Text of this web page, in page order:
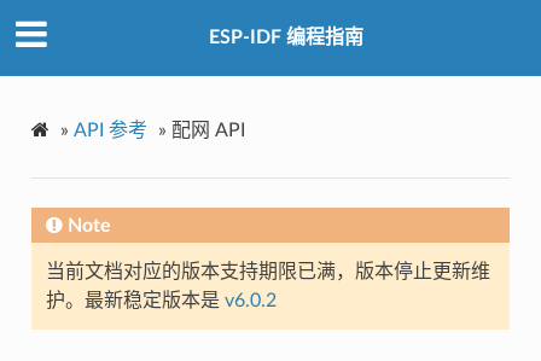
ESP-IDF 编程指南
» API 参考 » 配网 API
Note
当前文档对应的版本支持期限已满，版本停止更新维
护。最新稳定版本是 v6.0.2